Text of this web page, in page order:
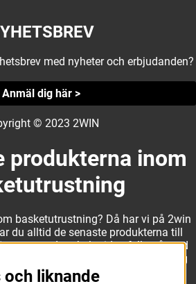
med nyheter och erbjudanden?
Anmäl dig här >
© 2023 2WIN
produkterna inom
basketutrustning? Då har vi på 2win
du alltid de senaste produkterna till
noga med att hela tiden fylla på med
Det gör oss till ett naturligt val för dig
som överträffar alla andra märken.
och liknande